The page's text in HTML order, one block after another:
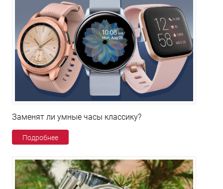
Заменят ли умные часы классику?
Подробнее